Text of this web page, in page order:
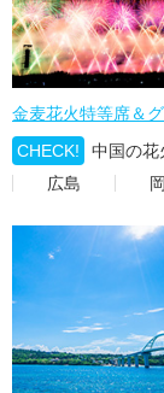
金麦花火特等席＆
CHECK!
中国の花
広島